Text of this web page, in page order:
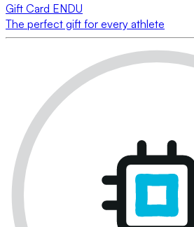
Gift Card ENDU
The perfect gift for every athlete